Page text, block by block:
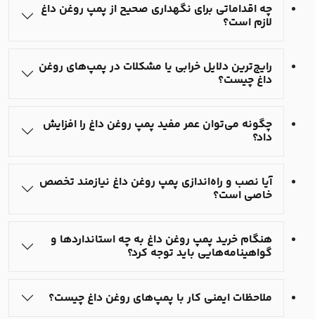
چه اقداماتی برای نگهداری صحیح از پمپ روغن داغ
لازم است؟
رایج‌ترین دلایل خرابی یا مشکلات در پمپ‌های روغن
داغ چیست؟
چگونه می‌توان عمر مفید پمپ روغن داغ را افزایش
داد؟
آیا نصب و راه‌اندازی پمپ روغن داغ نیازمند تخصص
خاصی است؟
هنگام خرید پمپ روغن داغ به چه استانداردها و
گواهینامه‌هایی باید توجه کرد؟
ملاحظات ایمنی کار با پمپ‌های روغن داغ چیست؟